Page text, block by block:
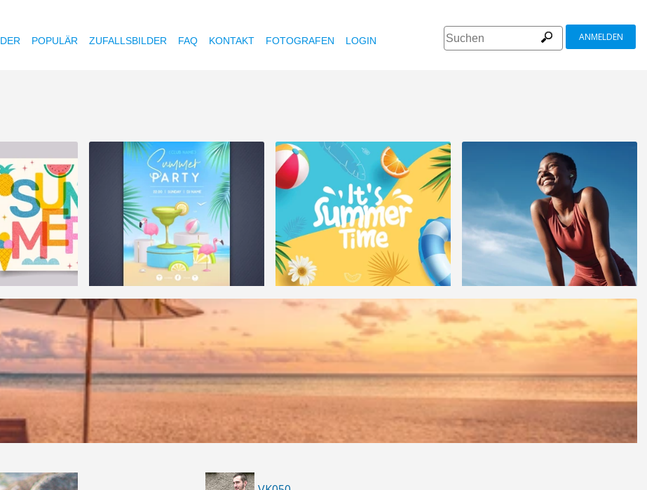
POPULÄR ZUFALLSBILDER FAQ KONTAKT FOTOGRAFEN LOGIN ANMELDEN